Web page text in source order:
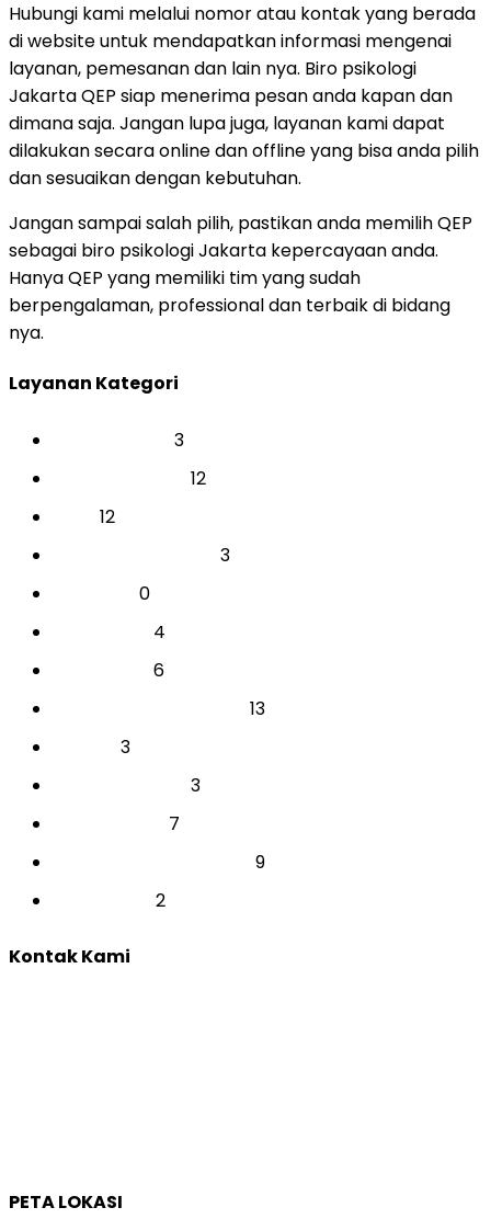
Hubungi kami melalui nomor atau kontak yang berada
di website untuk mendapatkan informasi mengenai
layanan, pemesanan dan lain nya. Biro psikologi
Jakarta QEP siap menerima pesan anda kapan dan
dimana saja. Jangan lupa juga, layanan kami dapat
dilakukan secara online dan offline yang bisa anda pilih
dan sesuaikan dengan kebutuhan.
Jangan sampai salah pilih, pastikan anda memilih QEP
sebagai biro psikologi Jakarta kepercayaan anda.
Hanya QEP yang memiliki tim yang sudah
berpengalaman, professional dan terbaik di bidang
nya.
Layanan Kategori
3
12
12
3
0
4
6
13
3
3
7
9
2
Kontak Kami
PETA LOKASI